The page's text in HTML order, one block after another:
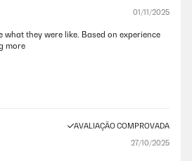
01/11/2025
what they were like. Based on experience
more
AVALIAÇÃO COMPROVADA
27/10/2025